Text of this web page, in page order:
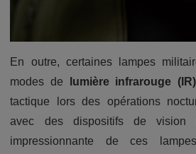
En outre, certaines lampes
modes de
lumière infrarouge (IR)
tactique lors des opérations
avec des dispositifs de vision
impressionnante de ces